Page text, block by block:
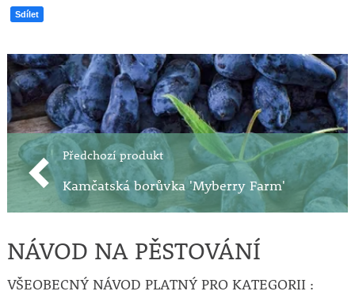
Sdílet
Předchozí produkt
Kamčatská borůvka 'Myberry Farm'
NÁVOD NA PĚSTOVÁNÍ
VŠEOBECNÝ NÁVOD PLATNÝ PRO KATEGORII :